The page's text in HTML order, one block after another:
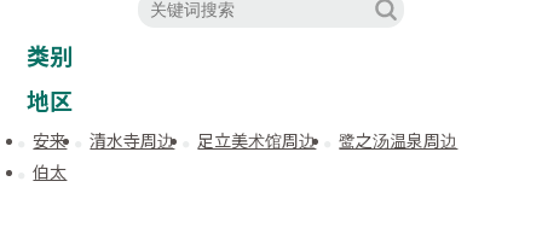
类别
地区
安来 清水寺周边 足立美术馆周边
鹭之汤温泉周边
伯太